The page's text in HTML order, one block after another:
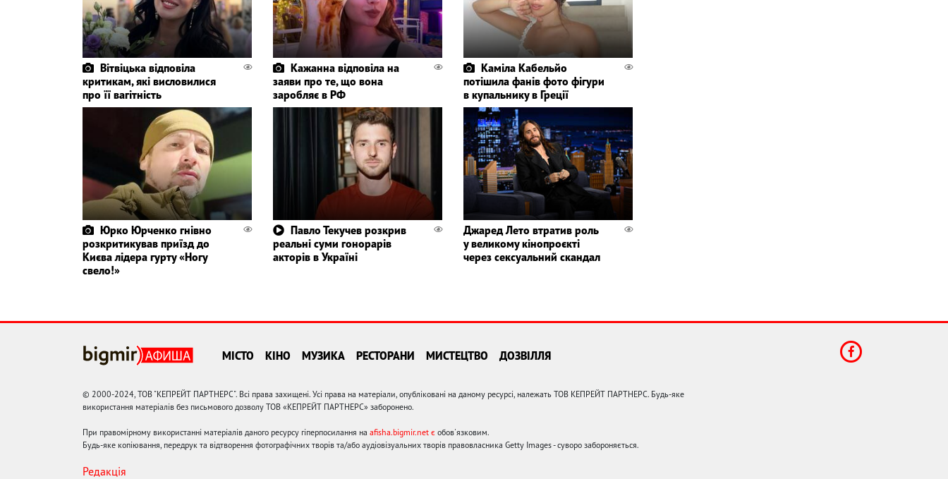
Вітвіцька відповіла
критикам, які висловилися
про її вагітність
Кажанна відповіла на
заяви про те, що вона
заробляє в РФ
Каміла Кабельйо
потішила фанів фото фігури
в купальнику в Греції
Юрко Юрченко гнівно
розкритикував приїзд до
Києва лідера гурту «Ногу
свело!»
Павло Текучев розкрив
реальні суми гонорарів
акторів в Україні
Джаред Лето втратив роль
у великому кінопроєкті
через сексуальний скандал
МІСТО КІНО МУЗИКА РЕСТОРАНИ МИСТЕЦТВО ДОЗВІЛЛЯ
© 2000-2024, ТОВ "КЕПРЕЙТ ПАРТНЕРС". Всі права захищені. Усі права на матеріали, опубліковані на даному ресурсі, належать ТОВ КЕПРЕЙТ ПАРТНЕРС. Будь-яке
використання матеріалів без письмового дозволу ТОВ «КЕПРЕЙТ ПАРТНЕРС» заборонено.
При правомірному використанні матеріалів даного ресурсу гіперпосилання на afisha.bigmir.net є обов'язковим.
Будь-яке копіювання, передрук та відтворення фотографічних творів та/або аудіовізуальних творів правовласника Getty Images - суворо забороняється.
Редакція